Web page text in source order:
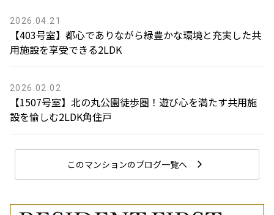
2026.04.21
【403号室】都心でありながら緑豊かな環境と充実した共
用施設を享受できる2LDK
2026.02.02
【1507号室】北の丸公園徒歩圏！遊び心を満たす共用施
設を愉しむ2LDK角住戸
このマンションのブログ一覧へ